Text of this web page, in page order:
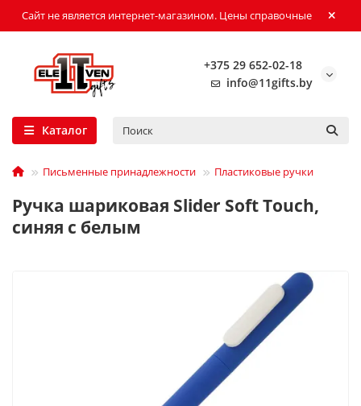
Сайт не является интернет-магазином. Цены справочные
+375 29 652-02-18
info@11gifts.by
Каталог
Письменные принадлежности Пластиковые ручки
Ручка шариковая Slider Soft Touch,
синяя с белым